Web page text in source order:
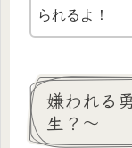
られるよ！
嫌われる
生？〜